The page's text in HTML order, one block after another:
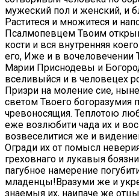
мужеский пол и женский, и
Раститеся и множитеся и
Псалмопевцем Твоим
кости и вся внутренняя
его, Иже и в вочеловечении
Марии Приснодевы и
вселивыйся и в человецех
Призри на моление сие,
светом Твоего богоразумия
чревоносящия. Теплотою
еже возлюбити чада их и
возвеселитися же и
Огради их от помысл
греховнаго и лукавыя
пагубное намерение
младенцы!Вразуми же и
знаемыя их, наипаче же